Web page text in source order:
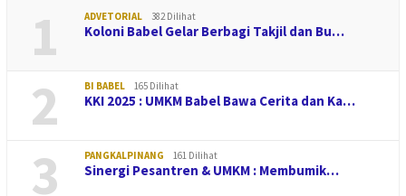
1 ADVETORIAL 382 Dilihat
Koloni Babel Gelar Berbagi Takjil dan Bu…
2 BI BABEL 165 Dilihat
KKI 2025 : UMKM Babel Bawa Cerita dan Ka…
3 PANGKALPINANG 161 Dilihat
Sinergi Pesantren & UMKM : Membumik…